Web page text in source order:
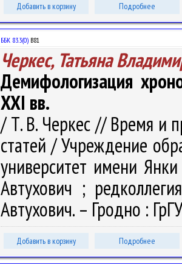
Добавить в корзину Подробнее
ББК 83.3(0) В81
Черкес, Татьяна
Демифологизация
XXI вв.
/ Т. В. Черкес // Время и
статей / Учреждение
университет имени
Автухович ;
Автухович. – Гродно :
Добавить в корзину Подробнее